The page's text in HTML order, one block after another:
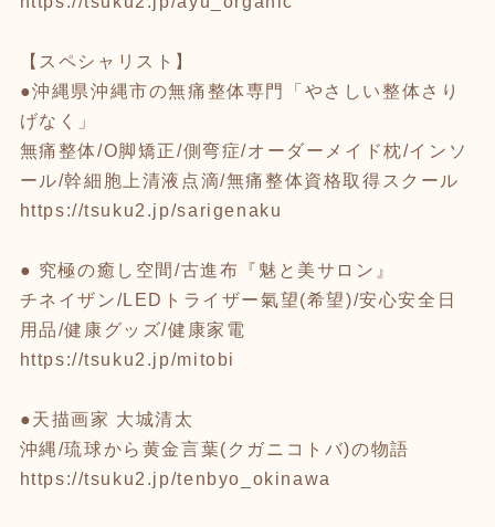
【スペシャリスト】
●沖縄県沖縄市の無痛整体専門「やさしい整体さり
げなく」
無痛整体/O脚矯正/側弯症/オーダーメイド枕/インソ
ール/幹細胞上清液点滴/無痛整体資格取得スクール
https://tsuku2.jp/sarigenaku
● 究極の癒し空間/古進布『魅と美サロン』
チネイザン/LEDトライザー氣望(希望)/安心安全日
用品/健康グッズ/健康家電
https://tsuku2.jp/mitobi
●天描画家 大城清太
沖縄/琉球から黄金言葉(クガニコトバ)の物語
https://tsuku2.jp/tenbyo_okinawa